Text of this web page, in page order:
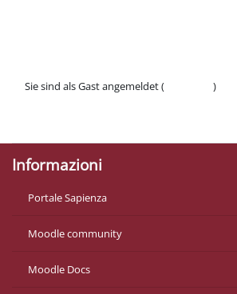
Sie sind als Gast angemeldet (
)
Informazioni
Portale Sapienza
Moodle community
Moodle Docs